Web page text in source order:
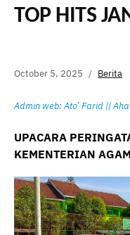
TOP HITS
October 5, 2025 Berita
Admin web: Ato’ Farid ||
UPACARA
KEMENTERIAN